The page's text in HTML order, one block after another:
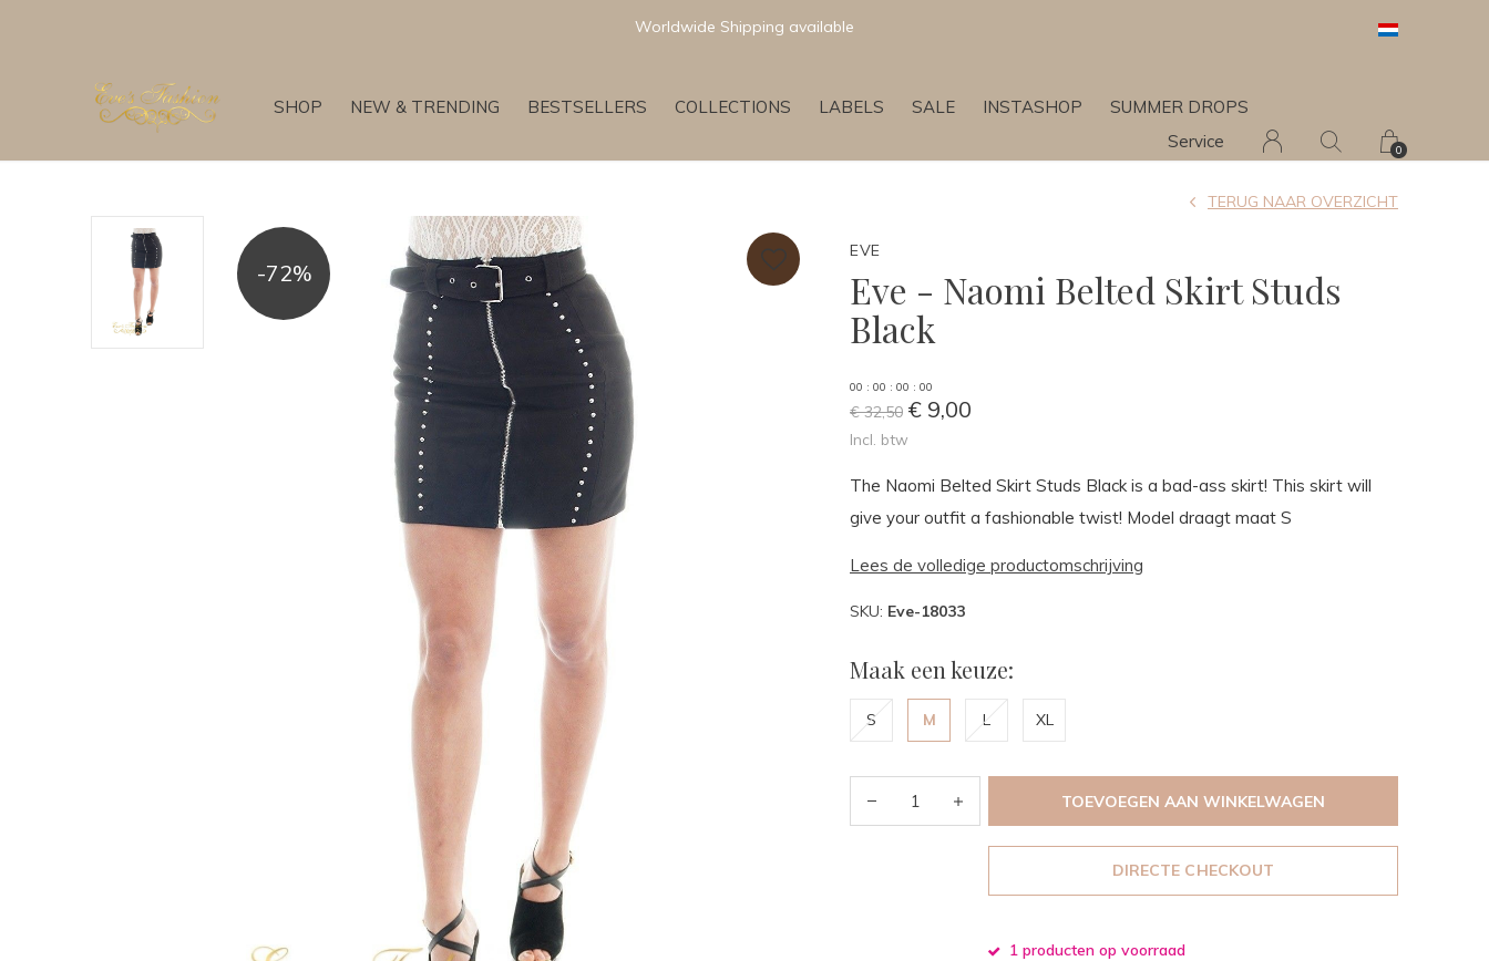
SHOP NEW & TRENDING BESTSELLERS COLLECTIONS LABELS SALE INSTASHOP
SUMMER DROPS
Service
0
Worldwide Shipping available
-72%
EVE
Eve - Naomi Belted Skirt Studs
Black
TERUG NAAR OVERZICHT
00 : 00 : 00 : 00
€ 32,50 € 9,00
Incl. btw
The Naomi Belted Skirt Studs Black is a bad-ass skirt! This skirt will
give your outfit a fashionable twist! Model draagt maat S
Lees de volledige productomschrijving
SKU: Eve-18033
Maak een keuze:
S M L XL
TOEVOEGEN AAN WINKELWAGEN
DIRECTE CHECKOUT
1 producten op voorraad